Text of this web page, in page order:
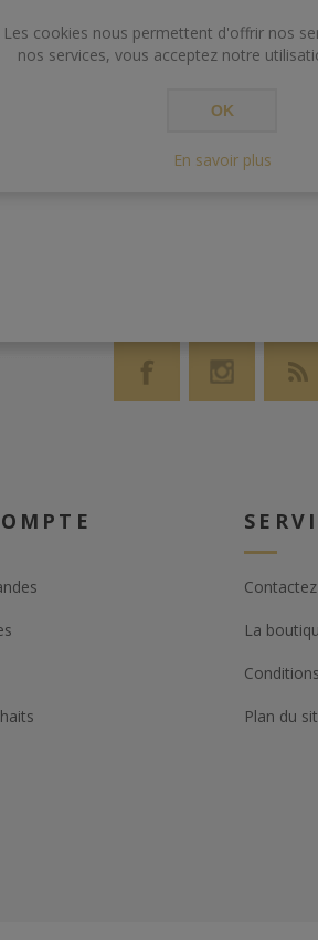
La
Conditions
Plan du
Les cookies nous permettent d'offrir nos
nos services, vous acceptez notre
OK
En savoir plus